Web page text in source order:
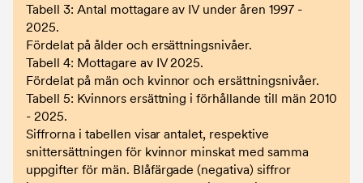
Tabell 3: Antal mottagare av IV under åren 1997 -
2025.
Fördelat på ålder och ersättningsnivåer.
Tabell 4: Mottagare av IV 2025.
Fördelat på män och kvinnor och ersättningsnivåer.
Tabell 5: Kvinnors ersättning i förhållande till män 2010
- 2025.
Siffrorna i tabellen visar antalet, respektive
snittersättningen för kvinnor minskat med samma
uppgifter för män. Blåfärgade (negativa) siffror